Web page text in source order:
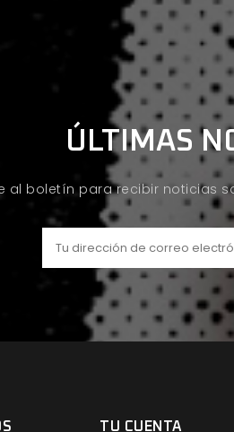
ÚLTIMAS
al boletín para recibir noticias
TU CUENTA